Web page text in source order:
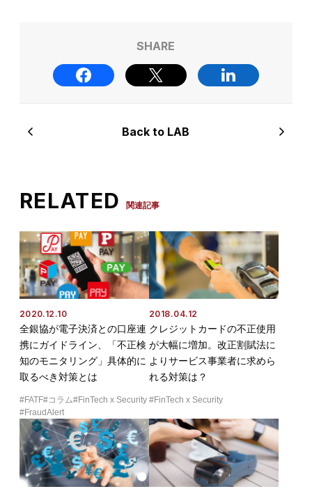
SHARE
Back to LAB
RELATED 関連記事
2020.12.10
全銀協が電子決済との口座連
携にガイドライン、「不正検
知のモニタリング」具体的に
取るべき対策とは
FATF コラム FinTech x Security
FraudAlert
2018.04.12
クレジットカードの不正使用
が大幅に増加。改正割賦法に
よりサービス事業者に求めら
れる対策は？
FinTech x Security